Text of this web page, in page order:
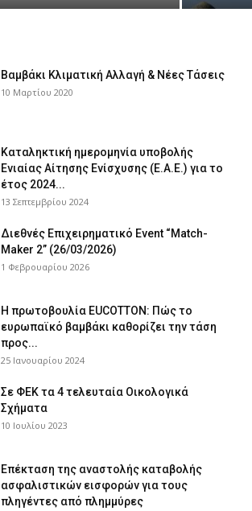
Βαμβάκι Κλιματική Αλλαγή & Νέες Τάσεις
10 Μαρτίου 2020
Καταληκτική ημερομηνία υποβολής
Ενιαίας Αίτησης Ενίσχυσης (Ε.Α.Ε.) για το
έτος 2024...
13 Σεπτεμβρίου 2024
Διεθνές Επιχειρηματικό Event “Match-
Maker 2” (26/03/2026)
1 Φεβρουαρίου 2026
Η πρωτοβουλία EUCOTTON: Πώς το
ευρωπαϊκό βαμβάκι καθορίζει την τάση
προς...
25 Ιανουαρίου 2024
Σε ΦΕΚ τα 4 τελευταία Οικολογικά
Σχήματα
10 Ιουλίου 2023
Επέκταση της αναστολής καταβολής
ασφαλιστικών εισφορών για τους
πληγέντες από πλημμύρες